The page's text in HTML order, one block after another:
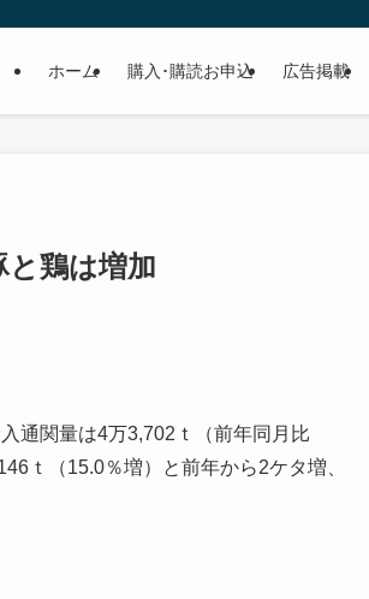
ホーム 購入･購読お申込 広告掲載
と鶏は増加
通関量は4万3,702ｔ（前年同月比
ｔ（15.0％増）と前年から2ケタ増、